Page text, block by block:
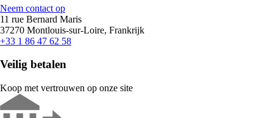
Neem contact op
11 rue Bernard Maris
37270 Montlouis-sur-Loire, Frankrijk
+33 1 86 47 62 58
Veilig betalen
Koop met vertrouwen op onze site